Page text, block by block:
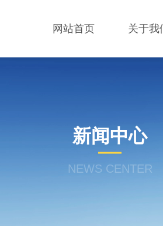
网站首页 关于我
新闻中心
NEWS CENTER